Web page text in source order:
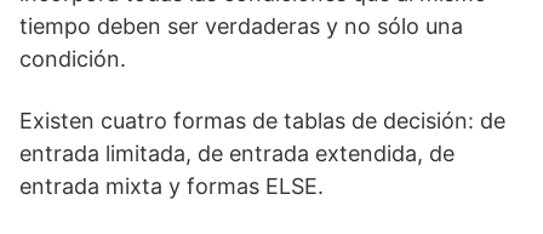
tiempo deben ser verdaderas y no sólo una
condición.
Existen cuatro formas de tablas de decisión: de
entrada limitada, de entrada extendida, de
entrada mixta y formas ELSE.